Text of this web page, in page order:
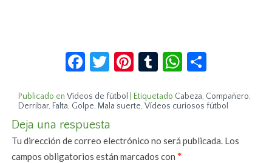
Facebook
Twitter
Pinterest
TumblrWhatsApp
Publicado en Vídeos de fútbol Etiquetado Cabeza, Compañero,
Derribar, Falta, Golpe, Mala suerte,Vídeos curiosos fútbol
Deja una respuesta
Tu dirección de correo electrónico no será publicada. Los
campos obligatorios están marcados con*